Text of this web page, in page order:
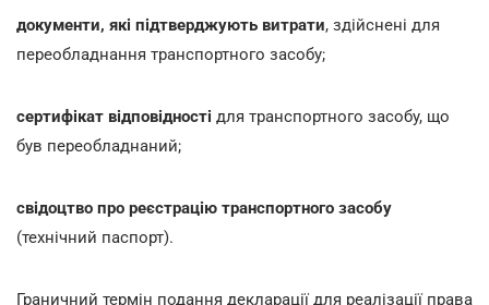
документи, які підтверджують витрати, здійснені для
переобладнання транспортного засобу;
сертифікат відповідності для транспортного засобу, що
був переобладнаний;
свідоцтво про реєстрацію транспортного засобу
(технічний паспорт).
Граничний термін подання декларації для реалізації права